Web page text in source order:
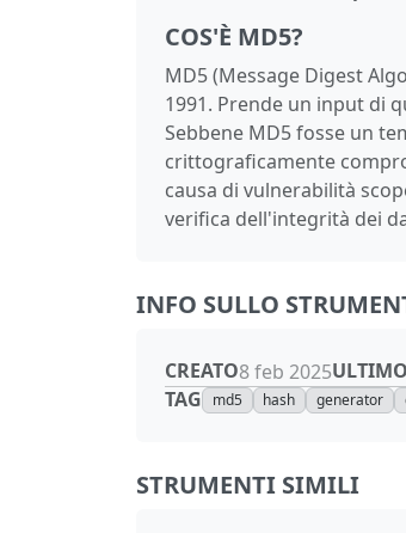
COS'È MD5?
MD5 (Message Digest
1991. Prende un input di
Sebbene MD5 fosse un
crittograficamente
causa di vulnerabilità
verifica dell'integrità dei
INFO SULLO
CREATO8 feb 2025
TAG
md5 hash generator
STRUMENTI SIMILI